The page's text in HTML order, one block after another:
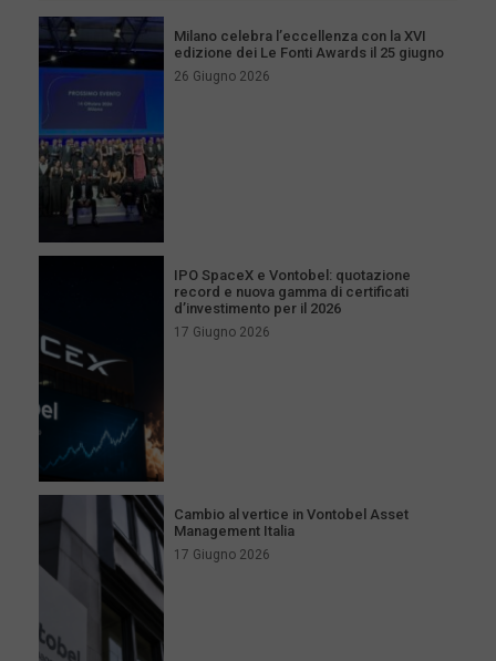
Milano celebra l’eccellenza con la XVI
edizione dei Le Fonti Awards il 25 giugno
26 Giugno 2026
IPO SpaceX e Vontobel: quotazione
record e nuova gamma di certificati
d’investimento per il 2026
17 Giugno 2026
Cambio al vertice in Vontobel Asset
Management Italia
17 Giugno 2026